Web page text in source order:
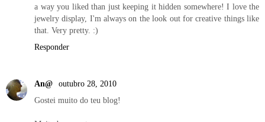
a way you liked than just keeping it hidden somewhere! I love the
jewelry display, I'm always on the look out for creative things like
that. Very pretty. :)
Responder
An@
outubro 28, 2010
Gostei muito do teu blog!